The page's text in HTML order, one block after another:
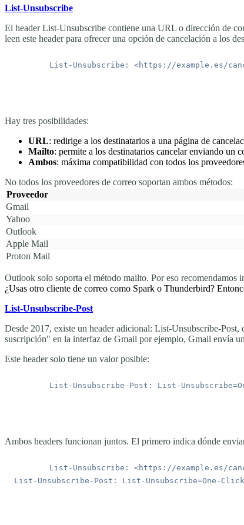
List-Unsubscribe
El header List-Unsubscribe contiene una URL o dirección de
leen este header para ofrecer una opción de cancelación a los
Hay tres posibilidades:
URL: redirige a los destinatarios a una página de
Mailto: permite a los destinatarios cancelar enviando un
Ambos: máxima compatibilidad con todos los
No todos los proveedores de correo soportan ambos métodos:
Proveedor
Gmail
Yahoo
Outlook
Apple Mail
Proton Mail
Outlook solo soporta el método mailto. Por eso recomendamos
¿Usas otro cliente de correo como Spark o Thunderbird?
List-Unsubscribe-Post
Desde 2017, existe un header adicional: List-Unsubscribe-Post,
suscripción" en la interfaz de Gmail por ejemplo, Gmail envía
Este header solo tiene un valor posible:
Ambos headers funcionan juntos. El primero indica dónde